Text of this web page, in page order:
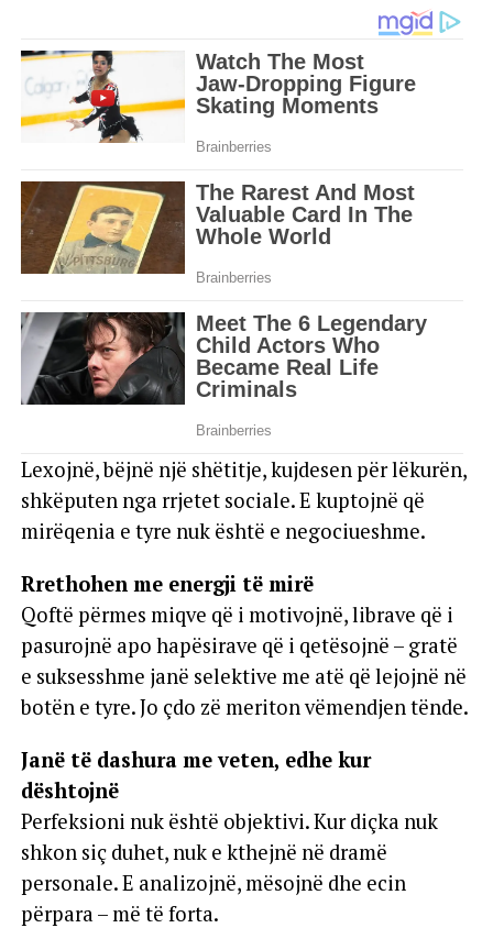
Lexojnë, bëjnë një shëtitje, kujdesen për lëkurën,
shkëputen nga rrjetet sociale. E kuptojnë që
mirëqenia e tyre nuk është e negociueshme.
Rrethohen me energji të mirë
Qoftë përmes miqve që i motivojnë, librave që i
pasurojnë apo hapësirave që i qetësojnë – gratë
e suksesshme janë selektive me atë që lejojnë në
botën e tyre. Jo çdo zë meriton vëmendjen tënde.
Janë të dashura me veten, edhe kur
dështojnë
Perfeksioni nuk është objektivi. Kur diçka nuk
shkon siç duhet, nuk e kthejnë në dramë
personale. E analizojnë, mësojnë dhe ecin
përpara – më të forta.